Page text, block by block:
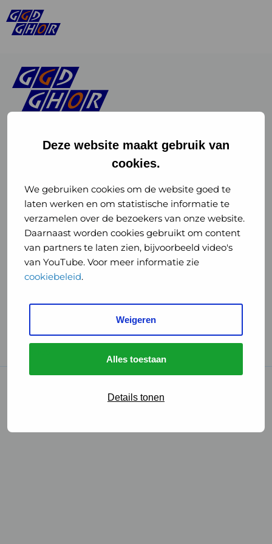
Deze website maakt gebruik van
cookies.
We gebruiken cookies om de website goed te
laten werken en om statistische informatie te
verzamelen over de bezoekers van onze website.
Daarnaast worden cookies gebruikt om content
van partners te laten zien, bijvoorbeeld video's
van YouTube. Voor meer informatie zie
cookiebeleid.
Weigeren
Alles toestaan
Details tonen
of
GGD
GHOR
Nederland
Instagram
of
GGD
GHOR
Nederland
GGD Reizen op social media
GGD Reizen
GGD Reisvaccinaties